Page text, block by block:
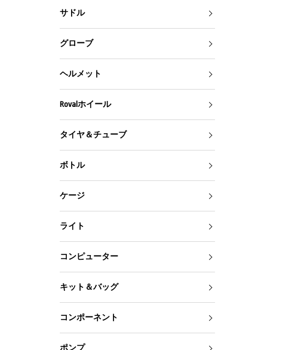
サドル
グローブ
ヘルメット
Rovalホイール
タイヤ＆チューブ
ボトル
ケージ
ライト
コンピューター
キット＆バッグ
コンポーネント
ポンプ